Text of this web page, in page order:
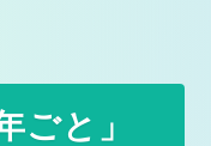
ごと」